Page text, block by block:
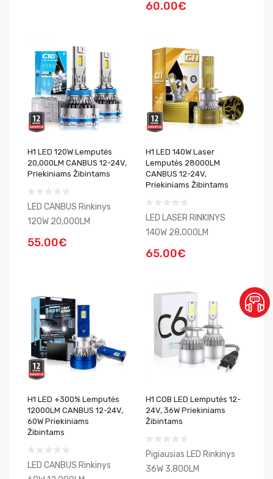
60.00€
H1 LED 120W Lemputės
20,000LM CANBUS 12-24V,
Priekiniams Žibintams
LED CANBUS Rinkinys
120W 20,000LM
55.00€
H1 LED 140W Laser
Lemputės 28000LM
CANBUS 12-24V,
Priekiniams Žibintams
LED LASER RINKINYS
140W 28,000LM
65.00€
H1 LED +300% Lemputės
12000LM CANBUS 12-24V,
60W Priekiniams
Žibintams
LED CANBUS Rinkinys
H1 COB LED Lemputės 12-
24V, 36W Priekiniams
Žibintams
Pigiausias LED Rinkinys
36W 3,800LM